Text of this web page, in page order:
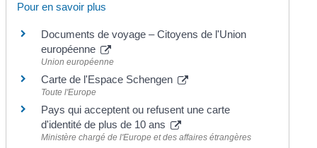
Pour en savoir plus
Documents de voyage – Citoyens de l'Union
européenne
Union européenne
Carte de l'Espace Schengen
Toute l'Europe
Pays qui acceptent ou refusent une carte
d'identité de plus de 10 ans
Ministère chargé de l'Europe et des affaires étrangères